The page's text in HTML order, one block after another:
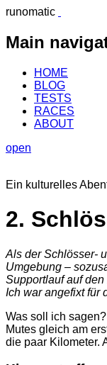
runomatic
Main
HOME
BLOG
TESTS
RACES
ABOUT
open
Ein kulturelles
2.
Als der Schlösser-
Umgebung –
Supportlauf auf
Ich war angefixt für
Was soll ich
Mutes gleich am
die paar Kilometer.